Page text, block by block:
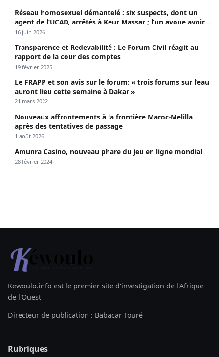
Réseau homosexuel démantelé : six suspects, dont un
agent de l’UCAD, arrêtés à Keur Massar ; l’un avoue avoir
propagé le VIH depuis 2018
16 juin 2026
Transparence et Redevabilité : Le Forum Civil réagit au
rapport de la cour des comptes
19 février 2025
Le FRAPP et son avis sur le forum: « trois forums sur l’eau
auront lieu cette semaine à Dakar »
21 mars 2022
Nouveaux affrontements à la frontière Maroc-Melilla
après des tentatives de passage
1 août 2026
Amunra Casino, nouveau phare du jeu en ligne mondial
28 février 2024
Kewoulo.info est le premier site d'investigation de l'Afrique
de l'Ouest
Directeur de publication : Babacar Touré
Rubriques